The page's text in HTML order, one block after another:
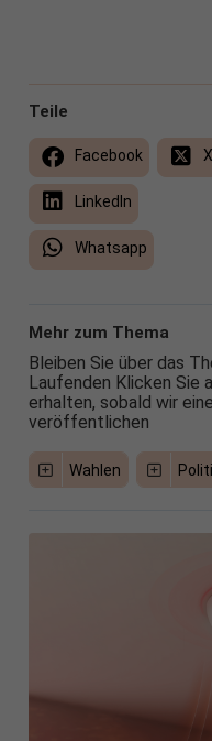
Teile
Facebook X
LinkedIn
Whatsapp
Mehr zum Thema
Bleiben Sie über das
Laufenden Klicken Sie
erhalten, sobald wir
veröffentlichen
Wahlen